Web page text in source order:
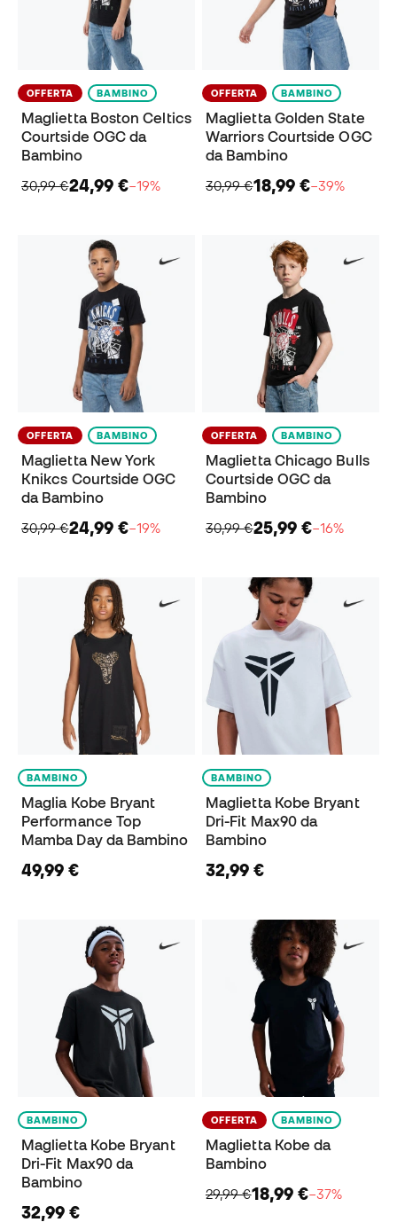
OFFERTA BAMBINO
Maglietta Boston Celtics
Courtside OGC da
Bambino
30,99 €24,99 €−19%
OFFERTA BAMBINO
Maglietta Golden State
Warriors Courtside OGC
da Bambino
30,99 €18,99 €−39%
OFFERTA BAMBINO
Maglietta New York
Knikcs Courtside OGC
da Bambino
30,99 €24,99 €−19%
OFFERTA BAMBINO
Maglietta Chicago Bulls
Courtside OGC da
Bambino
30,99 €25,99 €−16%
BAMBINO
Maglia Kobe Bryant
Performance Top
Mamba Day da Bambino
49,99 €
BAMBINO
Maglietta Kobe Bryant
Dri-Fit Max90 da
Bambino
32,99 €
BAMBINO
Maglietta Kobe Bryant
Dri-Fit Max90 da
Bambino
32,99 €
OFFERTA BAMBINO
Maglietta Kobe da
Bambino
29,99 €18,99 €−37%